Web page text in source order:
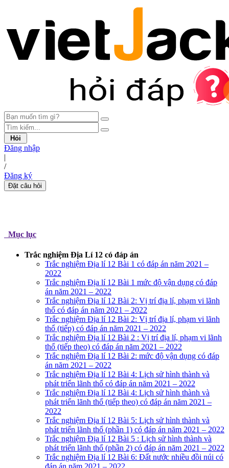
Hỏi
Đăng nhập
|
/
Đăng ký
Đặt câu hỏi
Mục lục
Trắc nghiệm Địa Lí 12 có đáp án
Trắc nghiệm Địa lí 12 Bài 1 có đáp án năm 2021 –
2022
Trắc nghiệm Địa lí 12 Bài 1 mức độ vận dụng có đáp
án năm 2021 – 2022
Trắc nghiệm Địa lí 12 Bài 2: Vị trí địa lí, phạm vi lãnh
thổ có đáp án năm 2021 – 2022
Trắc nghiệm Địa lí 12 Bài 2: Vị trí địa lí, phạm vi lãnh
thổ (tiếp) có đáp án năm 2021 – 2022
Trắc nghiệm Địa lí 12 Bài 2 : Vị trí địa lí, phạm vi lãnh
thổ (tiếp theo) có đáp án năm 2021 – 2022
Trắc nghiệm Địa lí 12 Bài 2: mức độ vận dụng có đáp
án năm 2021 – 2022
Trắc nghiệm Địa lí 12 Bài 4: Lịch sử hình thành và
phát triển lãnh thổ có đáp án năm 2021 – 2022
Trắc nghiệm Địa lí 12 Bài 4: Lịch sử hình thành và
phát triển lãnh thổ (tiếp theo) có đáp án năm 2021 –
2022
Trắc nghiệm Địa lí 12 Bài 5: Lịch sử hình thành và
phát triển lãnh thổ (phần 1) có đáp án năm 2021 – 2022
Trắc nghiệm Địa lí 12 Bài 5 : Lịch sử hình thành và
phát triển lãnh thổ (phần 2) có đáp án năm 2021 – 2022
Trắc nghiệm Địa lí 12 Bài 6: Đất nước nhiều đồi núi có
đáp án năm 2021 – 2022